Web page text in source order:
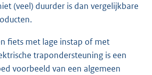
(veel) duurder is dan vergelijkbare
fiets met lage instap of met
trapondersteuning is een
voorbeeld van een algemeen